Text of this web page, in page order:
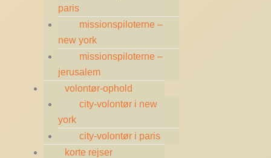
paris
missionspiloterne –
new york
missionspiloterne –
jerusalem
volontør-ophold
city-volontør i new
york
city-volontør i paris
korte rejser